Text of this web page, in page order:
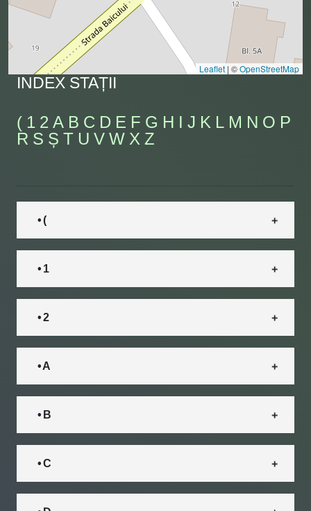
Leaflet | ©OpenStreetMap
INDEX STAȚII
( 1 2 A B C D E F G H I J K L M N O P
R S Ș T U V W X Z
• (
• 1
• 2
• A
• B
• C